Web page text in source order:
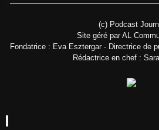
(c) Podcast
Site géré par AL
Fondatrice : Eva Esztergar - Directrice de
Rédactrice en chef :